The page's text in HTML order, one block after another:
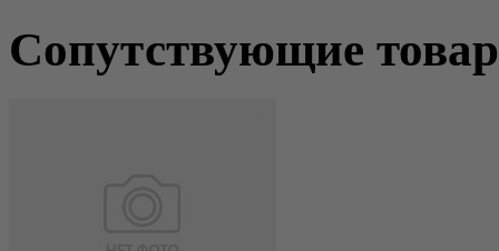
Сопутствующие